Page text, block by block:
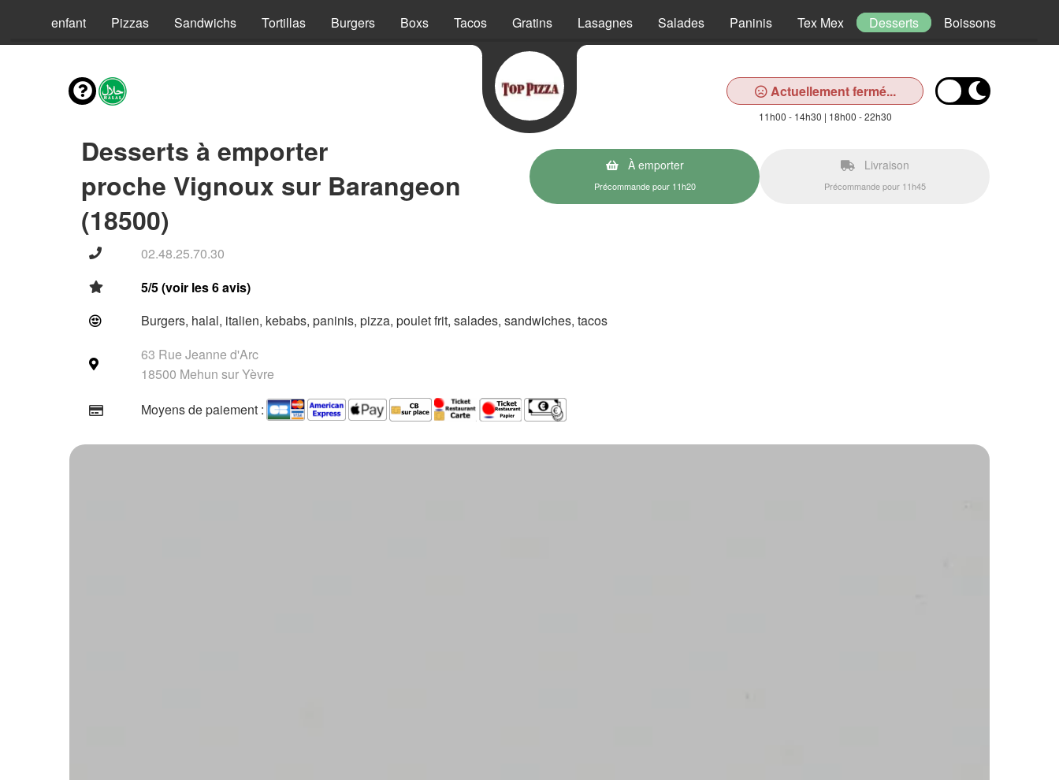
Menus enfant Pizzas Sandwichs Tortillas Burgers Boxs Tacos Gratins Lasagnes Salades Paninis Tex Mex Desserts Boissons
Actuellement fermé...
11h00 - 14h30 | 18h00 - 22h30
Desserts à emporter
proche Vignoux sur Barangeon
(18500)
À emporter
Précommande pour 11h20
Livraison
Précommande pour 11h45
02.48.25.70.30
5/5 (voir les 6 avis)
Burgers, halal, italien, kebabs, paninis, pizza, poulet frit, salades, sandwiches, tacos
63 Rue Jeanne d'Arc
18500 Mehun sur Yèvre
Moyens de paiement :